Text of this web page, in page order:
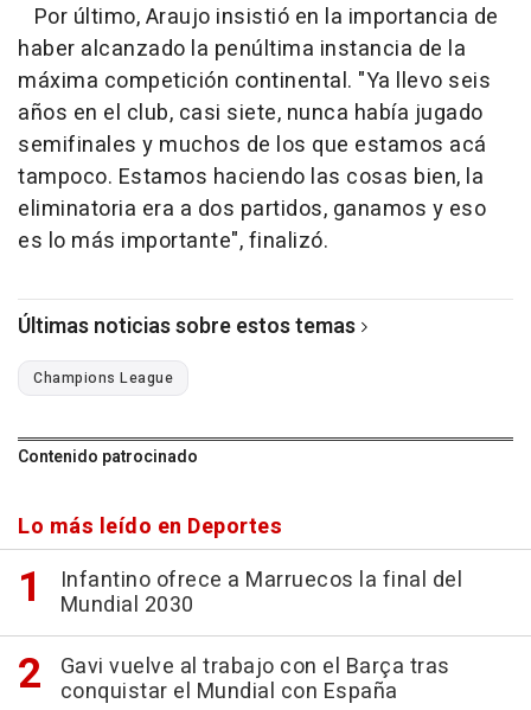
Por último, Araujo insistió en la importancia de
haber alcanzado la penúltima instancia de la
máxima competición continental. "Ya llevo seis
años en el club, casi siete, nunca había jugado
semifinales y muchos de los que estamos acá
tampoco. Estamos haciendo las cosas bien, la
eliminatoria era a dos partidos, ganamos y eso
es lo más importante", finalizó.
Últimas noticias sobre estos temas
Champions League
Contenido patrocinado
Lo más leído en Deportes
Infantino ofrece a Marruecos la final del
Mundial 2030
Gavi vuelve al trabajo con el Barça tras
conquistar el Mundial con España